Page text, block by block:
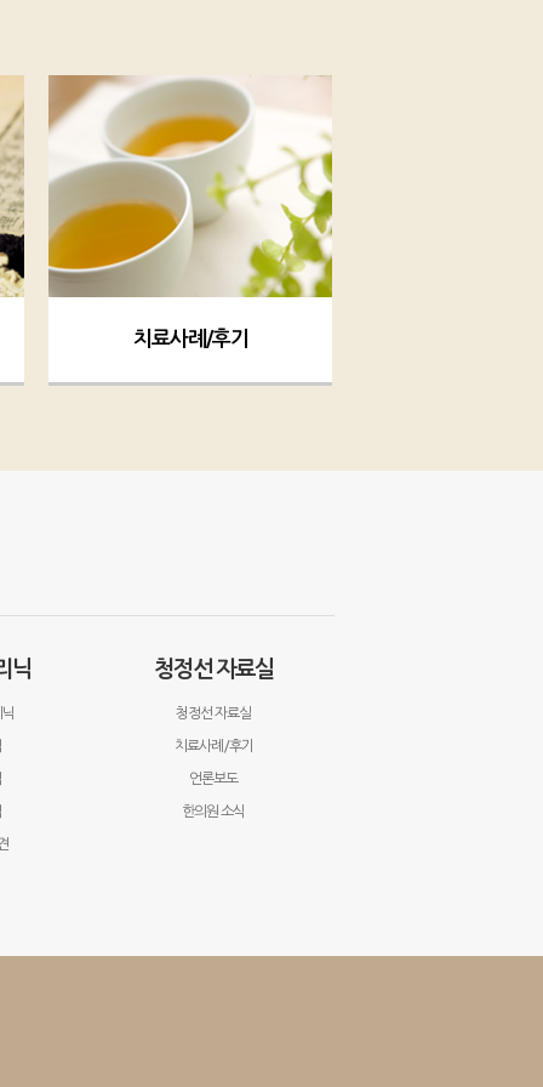
치료사례/후기
닉 청정선 자료실
청정선 자료실
치료사례/후기
언론보도
한의원 소식